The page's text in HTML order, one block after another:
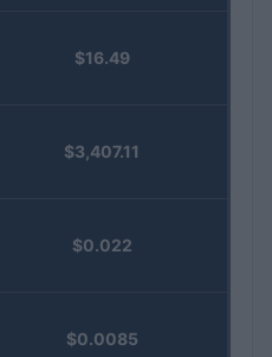
$16.49
$3,407.11
$0.022
$0.0085